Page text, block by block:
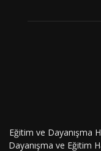
Eğitim ve Dayanışma
Dayanışma ve Eğitim